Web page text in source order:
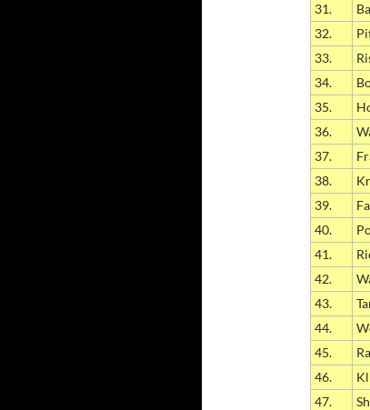
31.
32.
33.
34.
35.
36.
37.
38.
39.
40.
41.
42.
43.
44.
45.
46.
47.